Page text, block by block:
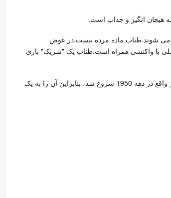
هیجان انگیز و جذاب است.
می شوند.طناب ماده مرده نیست.در عوض
عملی با واکنشی همراه است.طناب یک "شریک" بازی
در حالی که تجهیزات بازی مبتنی بر طناب ممکن است نسبتاً جدید به نظر برسند، اما در واقع در دهه 1950 شروع شد، بنابراین آن را به یک